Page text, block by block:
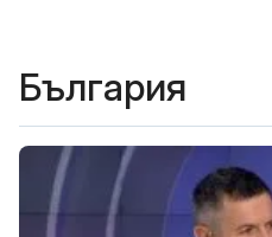
България